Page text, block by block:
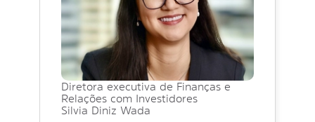
Diretora executiva de Finanças e
Relações com Investidores
Silvia Diniz Wada